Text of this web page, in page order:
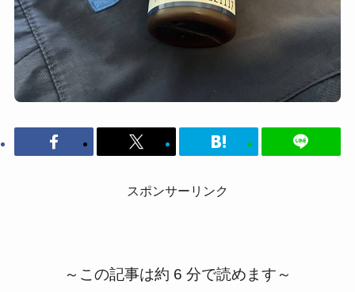
スポンサーリンク
～この記事は約 6 分で読めます～